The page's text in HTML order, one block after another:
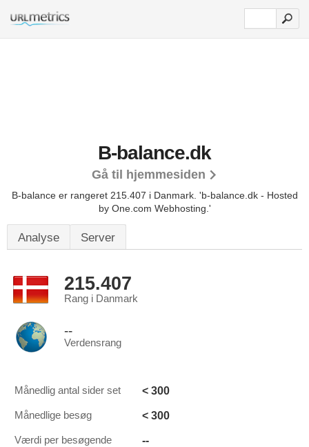
B-balance.dk
Gå til hjemmesiden
B-balance er rangeret 215.407 i Danmark. 'b-balance.dk - Hosted
by One.com Webhosting.'
Analyse Server
215.407
Rang i Danmark
--
Verdensrang
Månedlig antal sider set < 300
Månedlige besøg < 300
Værdi per besøgende --